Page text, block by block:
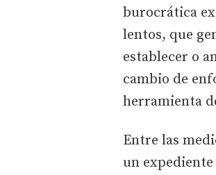
burocrática
lentos, que
establecer o
cambio de
herramienta
Entre las
un